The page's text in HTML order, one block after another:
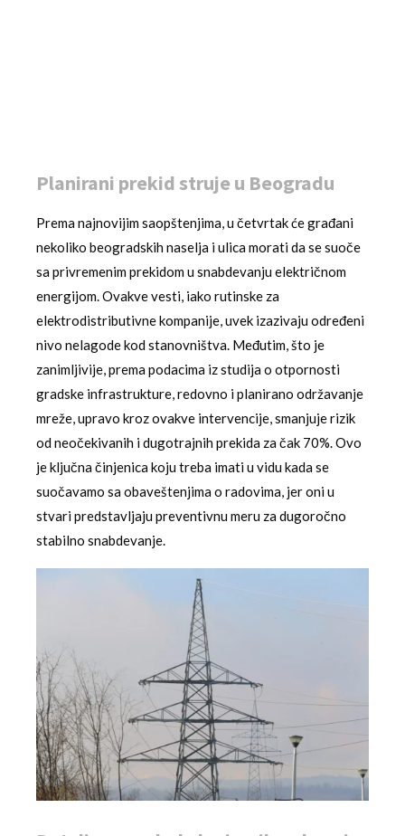
Planirani prekid struje u Beogradu
Prema najnovijim saopštenjima, u četvrtak će građani
nekoliko beogradskih naselja i ulica morati da se suoče
sa privremenim prekidom u snabdevanju električnom
energijom. Ovakve vesti, iako rutinske za
elektrodistributivne kompanije, uvek izazivaju određeni
nivo nelagode kod stanovništva. Međutim, što je
zanimljivije, prema podacima iz studija o otpornosti
gradske infrastrukture, redovno i planirano održavanje
mreže, upravo kroz ovakve intervencije, smanjuje rizik
od neočekivanih i dugotrajnih prekida za čak 70%. Ovo
je ključna činjenica koju treba imati u vidu kada se
suočavamo sa obaveštenjima o radovima, jer oni u
stvari predstavljaju preventivnu meru za dugoročno
stabilno snabdevanje.